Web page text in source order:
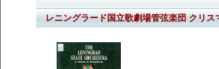
レニングラード国立歌劇場管弦楽団 クリ